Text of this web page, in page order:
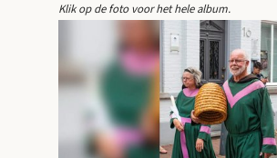
Klik op de foto voor het hele album.